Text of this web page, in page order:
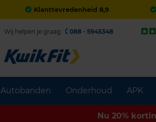
Klanttevredenheid 8,9
Autobanden Onderhoud APK
Wij helpen je graag. 088 - 5945348
Nu 20%